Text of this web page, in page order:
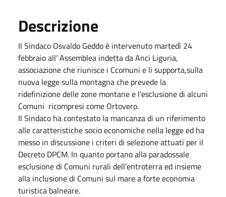
Descrizione
Il Sindaco Osvaldo Geddo è intervenuto martedì 24
febbraio all' Assemblea indetta da Anci Liguria,
associazione che riunisce i Ccomuni e li supporta,sulla
nuova legge sulla montagna che prevede la
ridefinizione delle zone montane e l'esclusione di alcuni
Comuni ricompresi come Ortovero.
Il Sindaco ha contestato la mancanza di un riferimento
alle caratteristiche socio economiche nella legge ed ha
messo in discussione i criteri di selezione attuati per il
Decreto DPCM. In quanto portano alla paradossale
esclusione di Comuni rurali dell'entroterra ed insieme
alla inclusione di Comuni sul mare a forte economia
turistica balneare.